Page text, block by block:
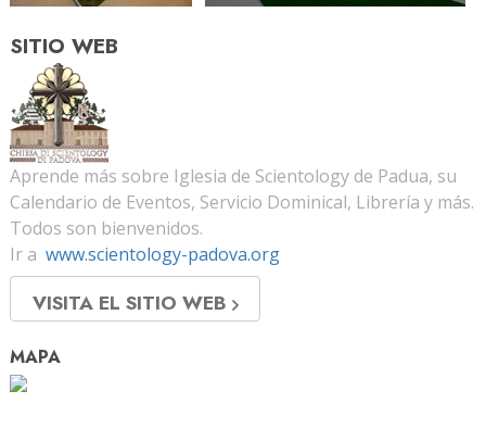
SITIO WEB
Aprende más sobre Iglesia de Scientology de Padua, su
Calendario de Eventos, Servicio Dominical, Librería y más.
Todos son bienvenidos.
Ir a www.scientology-padova.org
VISITA EL SITIO WEB
MAPA